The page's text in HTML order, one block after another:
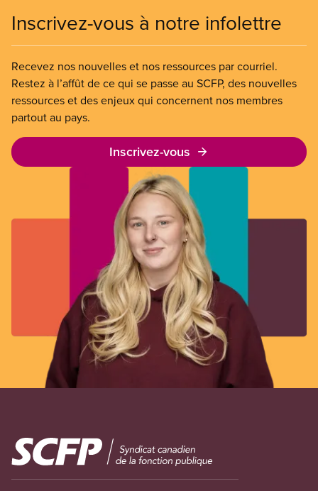
Inscrivez-vous à notre infolettre
Recevez nos nouvelles et nos ressources par courriel.
Restez à l’affût de ce qui se passe au SCFP, des nouvelles
ressources et des enjeux qui concernent nos membres
partout au pays.
Inscrivez-vous
Image